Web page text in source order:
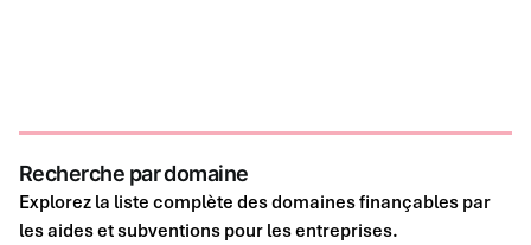
Recherche par domaine
Explorez la liste complète des domaines finançables par
les aides et subventions pour les entreprises.